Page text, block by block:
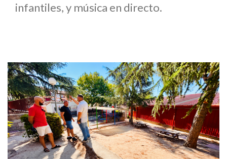
infantiles, y música en directo.